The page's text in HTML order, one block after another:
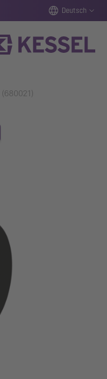
Deutsch
(680021)